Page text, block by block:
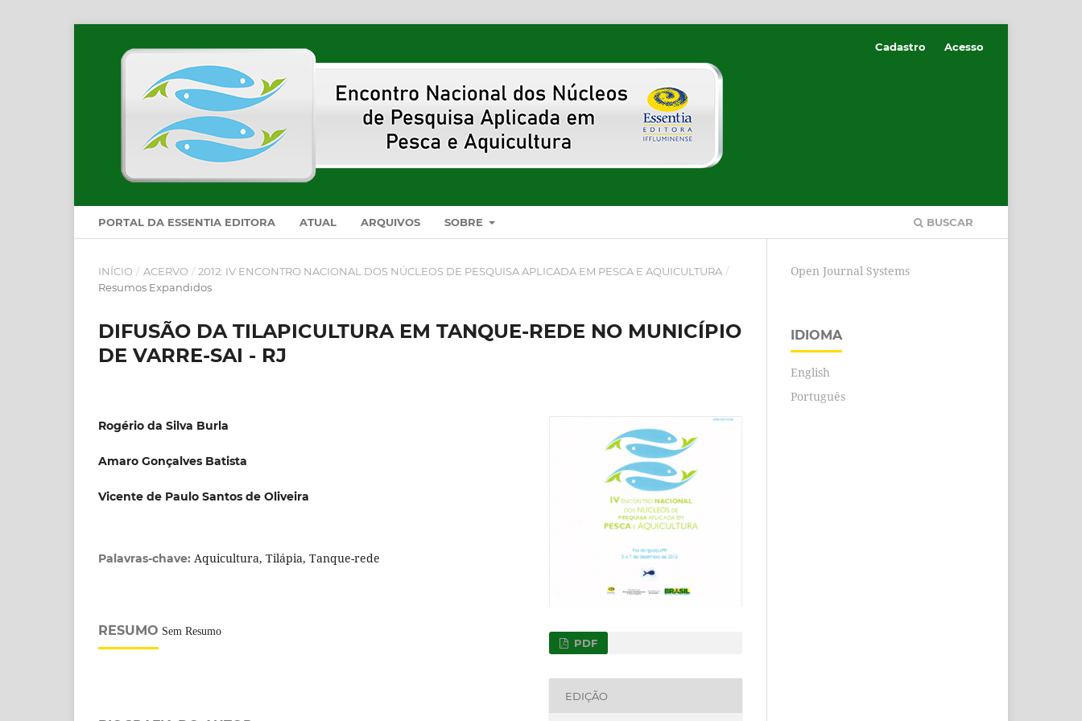
PORTAL DA ESSENTIA EDITORA ATUAL ARQUIVOS SOBRE BUSCAR
Cadastro Acesso
INÍCIO / ACERVO / 2012: IV ENCONTRO NACIONAL DOS NÚCLEOS DE PESQUISA APLICADA EM PESCA E AQUICULTURA /
Resumos Expandidos
DIFUSÃO DA TILAPICULTURA EM TANQUE-REDE NO MUNICÍPIO
DE VARRE-SAI - RJ
Rogério da Silva Burla
Amaro Gonçalves Batista
Vicente de Paulo Santos de Oliveira
Palavras-chave: Aquicultura, Tilápia, Tanque-rede
RESUMO Sem Resumo
PDF
EDIÇÃO
Open Journal Systems
IDIOMA
English
Português